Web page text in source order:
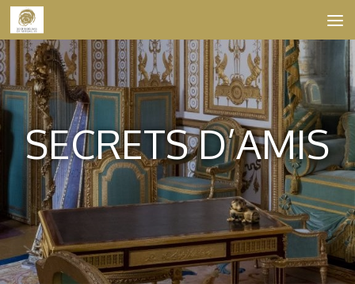
Skip to content
SECRETS D’AMIS